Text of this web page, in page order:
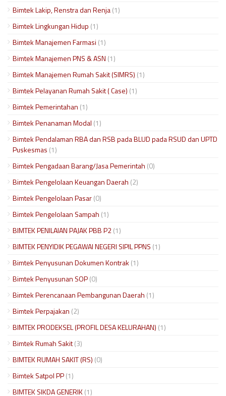
Bimtek Lakip, Renstra dan Renja(1)
Bimtek Lingkungan Hidup (1)
Bimtek Manajemen Farmasi (1)
Bimtek Manajemen PNS & ASN (1)
Bimtek Manajemen Rumah Sakit (SIMRS) (1)
Bimtek Pelayanan Rumah Sakit ( Case) (1)
Bimtek Pemerintahan (1)
Bimtek Penanaman Modal (1)
Bimtek Pendalaman RBA dan RSB pada BLUD pada RSUD dan UPTD
Puskesmas (1)
Bimtek Pengadaan Barang/Jasa Pemerintah (0)
Bimtek Pengelolaan Keuangan Daerah (2)
Bimtek Pengelolaan Pasar(0)
Bimtek Pengelolaan Sampah (1)
BIMTEK PENILAIAN PAJAK PBB P2(1)
BIMTEK PENYIDIK PEGAWAI NEGERI SIPIL PPNS (1)
Bimtek Penyusunan Dokumen Kontrak (1)
Bimtek Penyusunan SOP(0)
Bimtek Perencanaan Pembangunan Daerah (1)
Bimtek Perpajakan (2)
BIMTEK PRODEKSEL (PROFIL DESA KELURAHAN) (1)
Bimtek Rumah Sakit(3)
BIMTEK RUMAH SAKIT (RS) (0)
Bimtek Satpol PP(1)
BIMTEK SIKDA GENERIK(1)